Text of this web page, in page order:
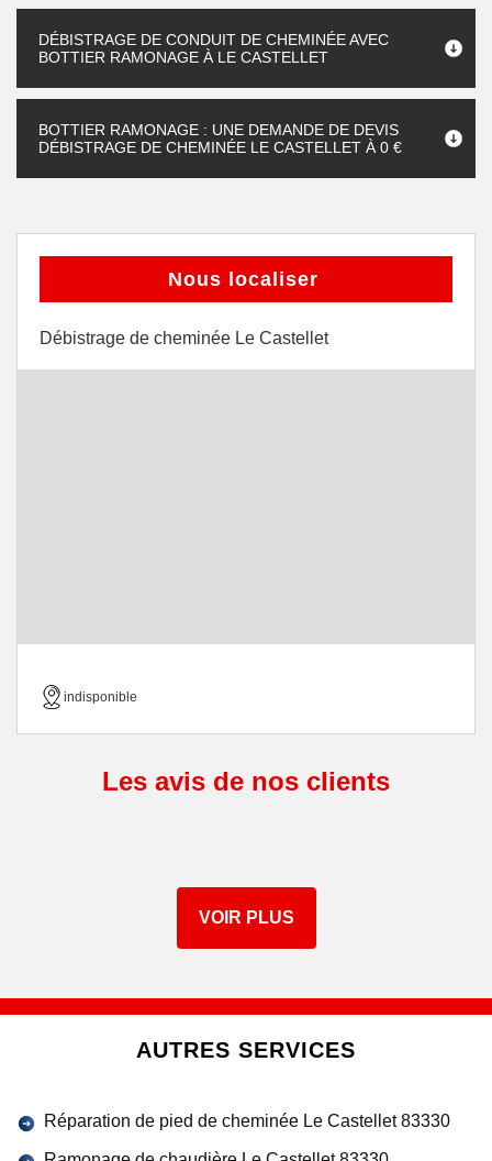
DÉBISTRAGE DE CONDUIT DE CHEMINÉE AVEC
BOTTIER RAMONAGE À LE CASTELLET
BOTTIER RAMONAGE : UNE DEMANDE DE DEVIS
DÉBISTRAGE DE CHEMINÉE LE CASTELLET À 0 €
Nous localiser
Débistrage de cheminée Le Castellet
indisponible
Les avis de nos clients
VOIR PLUS
AUTRES SERVICES
Réparation de pied de cheminée Le Castellet 83330